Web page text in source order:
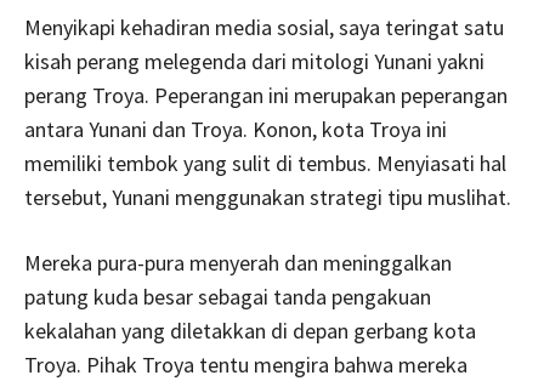
Menyikapi kehadiran media sosial, saya teringat satu
kisah perang melegenda dari mitologi Yunani yakni
perang Troya. Peperangan ini merupakan peperangan
antara Yunani dan Troya. Konon, kota Troya ini
memiliki tembok yang sulit di tembus. Menyiasati hal
tersebut, Yunani menggunakan strategi tipu muslihat.
Mereka pura-pura menyerah dan meninggalkan
patung kuda besar sebagai tanda pengakuan
kekalahan yang diletakkan di depan gerbang kota
Troya. Pihak Troya tentu mengira bahwa mereka